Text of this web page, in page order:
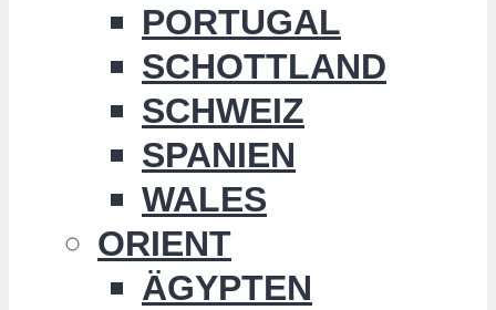
PORTUGAL
SCHOTTLAND
SCHWEIZ
SPANIEN
WALES
ORIENT
ÄGYPTEN